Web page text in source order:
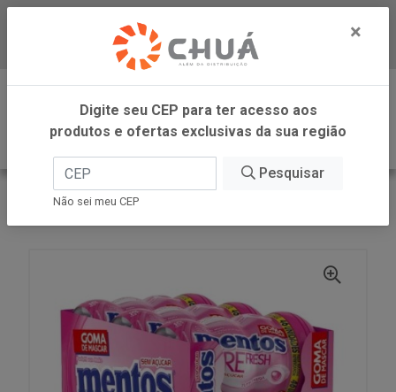
Baixe já nosso APP
0
INÍCIO
PERFETTI
×
Digite seu CEP para ter acesso aos
produtos e ofertas exclusivas da sua região
Pesquisar
Não sei meu CEP